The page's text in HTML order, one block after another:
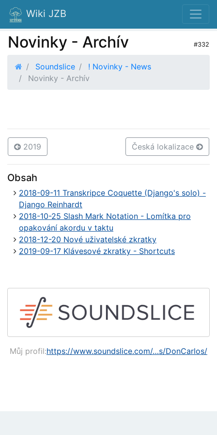
Wiki JZB
Novinky - Archív #332
Soundslice
! Novinky - News
Novinky - Archív
2019 Česká lokalizace
Obsah
2018-09-11 Transkripce Coquette (Django's solo) -
Django Reinhardt
2018-10-25 Slash Mark Notation - Lomítka pro
opakování akordu v taktu
2018-12-20 Nové uživatelské zkratky
2019-09-17 Klávesové zkratky - Shortcuts
Můj profil:https://www.soundslice.com/…s/DonCarlos/